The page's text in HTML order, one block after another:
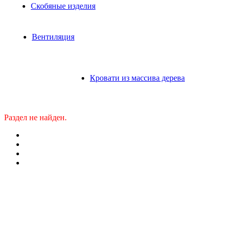
Скобяные изделия
Вентиляция
Кровати из массива дерева
Раздел не найден.